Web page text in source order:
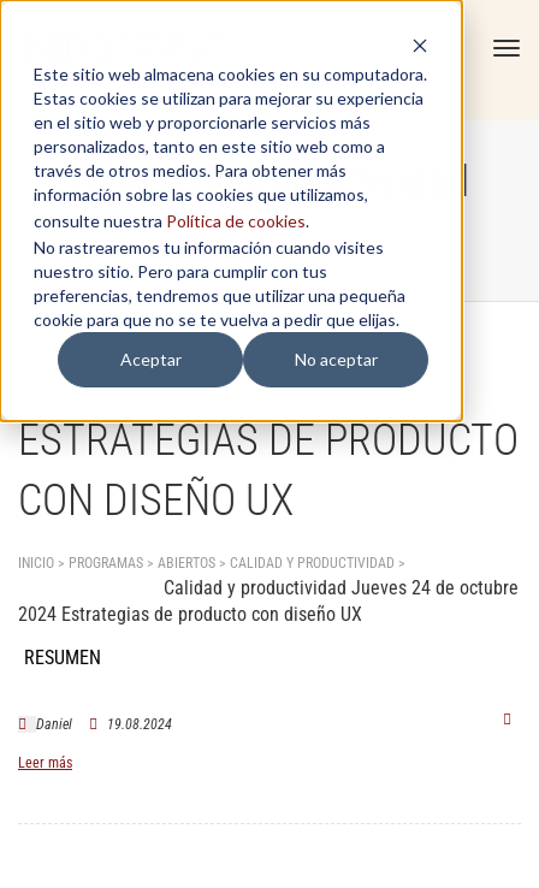
Este sitio web almacena cookies en su computadora.
Estas cookies se utilizan para mejorar su experiencia
en el sitio web y proporcionarle servicios más
personalizados, tanto en este sitio web como a
través de otros medios. Para obtener más
información sobre las cookies que utilizamos,
consulte nuestra Política de cookies.
No rastrearemos tu información cuando visites
nuestro sitio. Pero para cumplir con tus
preferencias, tendremos que utilizar una pequeña
cookie para que no se te vuelva a pedir que elijas.
Aceptar
No aceptar
Calidad y productividad
Home / Calidad y productividad
ESTRATEGIAS DE PRODUCTO
CON DISEÑO UX
INICIO > PROGRAMAS > ABIERTOS > CALIDAD Y PRODUCTIVIDAD >
Calidad y productividad Jueves 24 de octubre
2024 Estrategias de producto con diseño UX
RESUMEN
Daniel 19.08.2024
Leer más